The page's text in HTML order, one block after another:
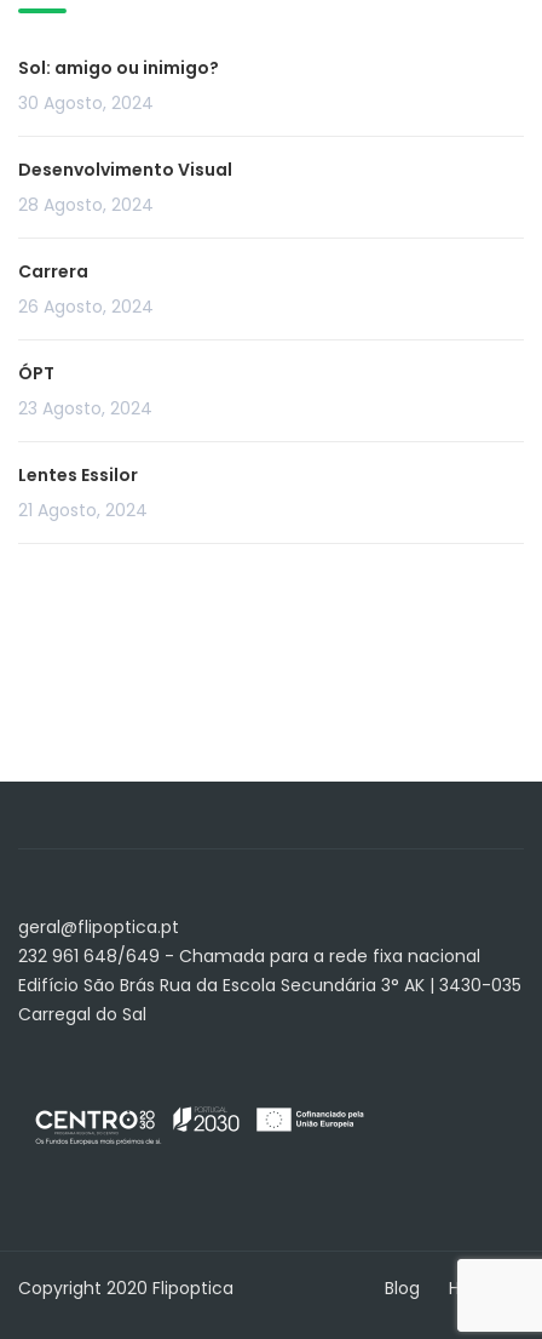
Sol: amigo ou inimigo?
30 Agosto, 2024
Desenvolvimento Visual
28 Agosto, 2024
Carrera
26 Agosto, 2024
ÓPT
23 Agosto, 2024
Lentes Essilor
21 Agosto, 2024
geral@flipoptica.pt
232 961 648/649 - Chamada para a rede fixa nacional
Edifício São Brás Rua da Escola Secundária 3° AK | 3430-035
Carregal do Sal
Copyright 2020 Flipoptica Blog Home